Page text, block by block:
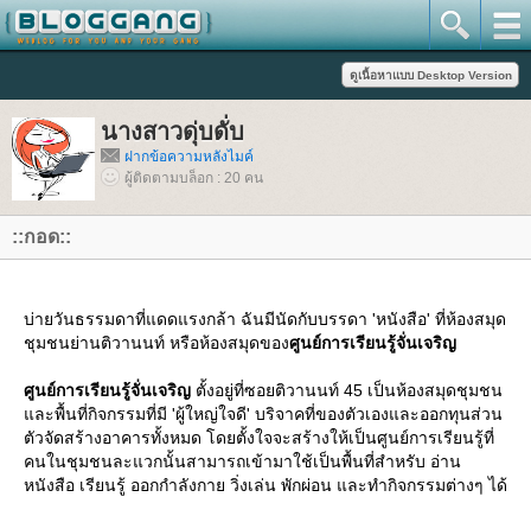
นางสาวดุ่บดั่บ
ฝากข้อความหลังไมค์
ผู้ติดตามบล็อก : 20 คน
::กอด::
บ่ายวันธรรมดาที่แดดแรงกล้า ฉันมีนัดกับบรรดา 'หนังสือ' ที่ห้องสมุด
ชุมชนย่านติวานนท์ หรือห้องสมุดของศูนย์การเรียนรู้จั่นเจริญ
ศูนย์การเรียนรู้จั่นเจริญ ตั้งอยู่ที่ซอยติวานนท์ 45 เป็นห้องสมุดชุมชน
ละพื้นที่กิจกรรมที่มี 'ผู้ใหญ่ใจดี' บริจาคที่ของตัวเองและออกทุนส่วน
ตัวจัดสร้างอาคารทั้งหมด โดยตั้งใจจะสร้างให้เป็นศูนย์การเรียนรู้ที่
คนในชุมชนละแวกนั้นสามารถเข้ามาใช้เป็นพื้นที่สำหรับ อ่าน
หนังสือ เรียนรู้ ออกกำลังกาย วิ่งเล่น พักผ่อน และทำกิจกรรมต่างๆ ได้